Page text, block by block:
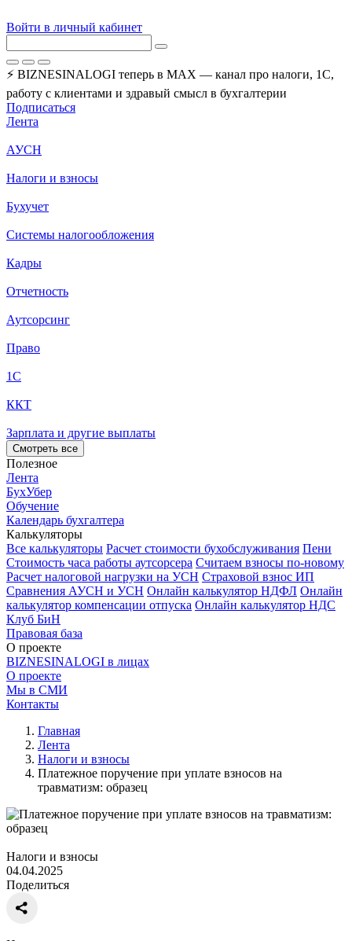
Войти в личный кабинет
⚡ BIZNESINALOGI теперь в MAX — канал про налоги, 1С,
работу с клиентами и здравый смысл в бухгалтерии
Подписаться
Лента
АУСН
Налоги и взносы
Бухучет
Системы налогообложения
Кадры
Отчетность
Аутсорсинг
Право
1С
ККТ
Зарплата и другие выплаты
Смотреть все
Полезное
Лента
БухУбер
Обучение
Календарь бухгалтера
Калькуляторы
Все калькуляторы Расчет стоимости бухобслуживания Пени
Стоимость часа работы аутсорсера Считаем взносы по-новому
Расчет налоговой нагрузки на УСН Страховой взнос ИП
Сравнения АУСН и УСН Онлайн калькулятор НДФЛ Онлайн
калькулятор компенсации отпуска Онлайн калькулятор НДС
Клуб БиН
Правовая база
О проекте
BIZNESINALOGI в лицах
О проекте
Мы в СМИ
Контакты
Главная
Лента
Налоги и взносы
Платежное поручение при уплате взносов на
травматизм: образец
Налоги и взносы
04.04.2025
Поделиться